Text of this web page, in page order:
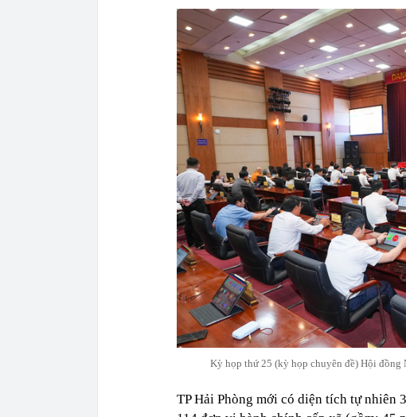
Kỳ họp thứ 25 (kỳ họp chuyên đề) Hội đồng
TP Hải Phòng mới có diện tích tự nhiên